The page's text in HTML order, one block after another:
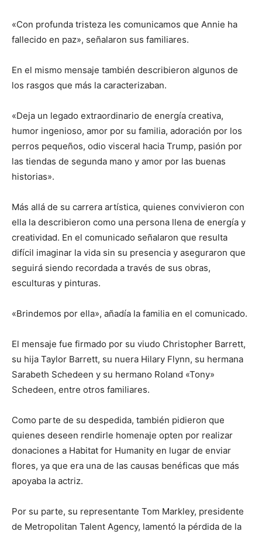
«Con profunda tristeza les comunicamos que Annie ha
fallecido en paz», señalaron sus familiares.
En el mismo mensaje también describieron algunos de
los rasgos que más la caracterizaban.
«Deja un legado extraordinario de energía creativa,
humor ingenioso, amor por su familia, adoración por los
perros pequeños, odio visceral hacia Trump, pasión por
las tiendas de segunda mano y amor por las buenas
historias».
Más allá de su carrera artística, quienes convivieron con
ella la describieron como una persona llena de energía y
creatividad. En el comunicado señalaron que resulta
difícil imaginar la vida sin su presencia y aseguraron que
seguirá siendo recordada a través de sus obras,
esculturas y pinturas.
«Brindemos por ella», añadía la familia en el comunicado.
El mensaje fue firmado por su viudo Christopher Barrett,
su hija Taylor Barrett, su nuera Hilary Flynn, su hermana
Sarabeth Schedeen y su hermano Roland «Tony»
Schedeen, entre otros familiares.
Como parte de su despedida, también pidieron que
quienes deseen rendirle homenaje opten por realizar
donaciones a Habitat for Humanity en lugar de enviar
flores, ya que era una de las causas benéficas que más
apoyaba la actriz.
Por su parte, su representante Tom Markley, presidente
de Metropolitan Talent Agency, lamentó la pérdida de la